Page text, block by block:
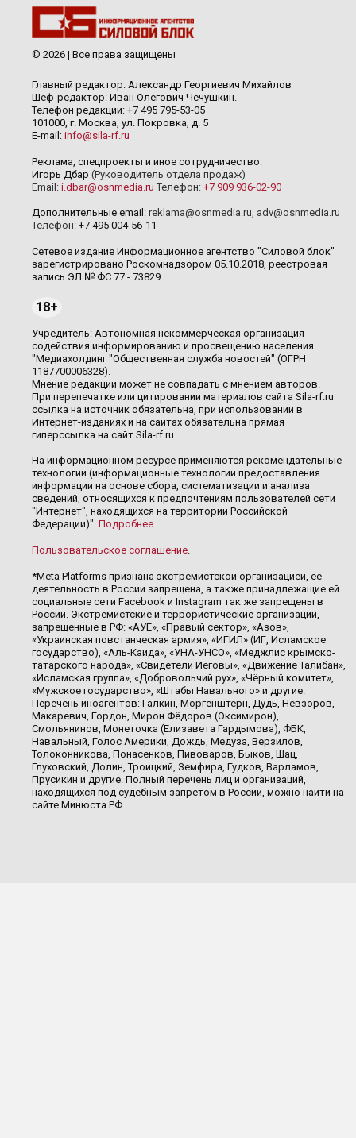
© 2026 | Все права защищены
Главный редактор: Александр Георгиевич Михайлов
Шеф-редактор: Иван Олегович Чечушкин.
Телефон редакции: +7 495 795-53-05
101000, г. Москва, ул. Покровка, д. 5
E-mail: info@sila-rf.ru
Реклама, спецпроекты и иное сотрудничество:
Игорь Дбар (Руководитель отдела продаж)
Email: i.dbar@osnmedia.ru Телефон: +7 909 936-02-90
Дополнительные email: reklama@osnmedia.ru, adv@osnmedia.ru
Телефон: +7 495 004-56-11
Сетевое издание Информационное агентство "Силовой блок"
зарегистрировано Роскомнадзором 05.10.2018, реестровая
запись ЭЛ № ФС 77 - 73829.
18+
Учредитель: Автономная некоммерческая организация
содействия информированию и просвещению населения
"Медиахолдинг "Общественная служба новостей" (ОГРН
1187700006328).
Мнение редакции может не совпадать с мнением авторов.
При перепечатке или цитировании материалов сайта Sila-rf.ru
ссылка на источник обязательна, при использовании в
Интернет-изданиях и на сайтах обязательна прямая
гиперссылка на сайт Sila-rf.ru.
На информационном ресурсе применяются рекомендательные
технологии (информационные технологии предоставления
информации на основе сбора, систематизации и анализа
сведений, относящихся к предпочтениям пользователей сети
"Интернет", находящихся на территории Российской
Федерации)". Подробнее.
Пользовательское соглашение.
*Meta Platforms признана экстремистской организацией, её
деятельность в России запрещена, а также принадлежащие ей
социальные сети Facebook и Instagram так же запрещены в
России. Экстремистские и террористические организации,
запрещенные в РФ: «АУЕ», «Правый сектор», «Азов»,
«Украинская повстанческая армия», «ИГИЛ» (ИГ, Исламское
государство), «Аль-Каида», «УНА-УНСО», «Меджлис крымско-
татарского народа», «Свидетели Иеговы», «Движение Талибан»,
«Исламская группа», «Добровольчий рух», «Чёрный комитет»,
«Мужское государство», «Штабы Навального» и другие.
Перечень иноагентов: Галкин, Моргенштерн, Дудь, Невзоров,
Макаревич, Гордон, Мирон Фёдоров (Оксимирон),
Смольянинов, Монеточка (Елизавета Гардымова), ФБК,
Навальный, Голос Америки, Дождь, Медуза, Верзилов,
Толоконникова, Понасенков, Пивоваров, Быков, Шац,
Глуховский, Долин, Троицкий, Земфира, Гудков, Варламов,
Прусикин и другие. Полный перечень лиц и организаций,
находящихся под судебным запретом в России, можно найти на
сайте Минюста РФ.